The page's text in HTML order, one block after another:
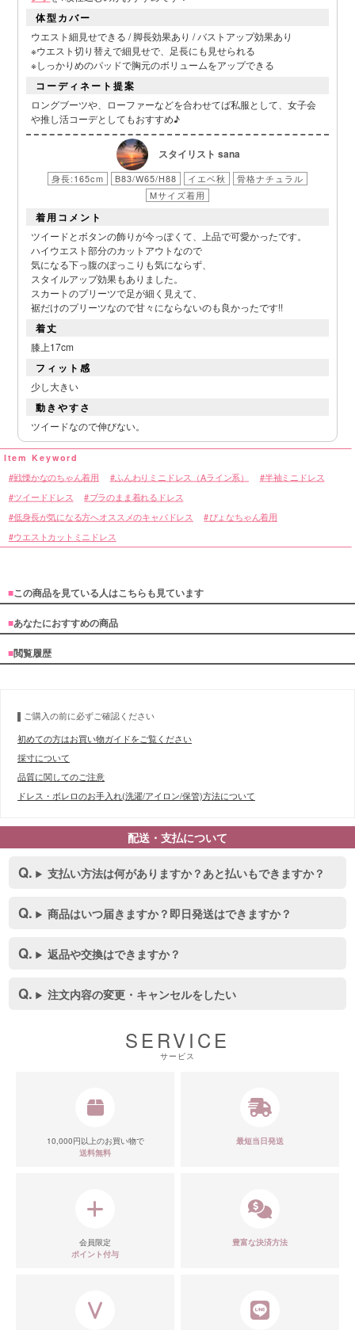
■カラーバリエーション
■デティール表
体型カバー
ウエスト細見せできる / 脚長効果あり / バストアップ効果あり
※ウエスト切り替えで細見せで、足長にも見せられる
※しっかりめのパッドで胸元のボリュームをアップできる
コーディネート提案
ロングブーツや、ローファーなどを合わせてば私服として、女子会
や推し活コーデとしてもおすすめ♪
スタイリスト sana
身長:165cm B83/W65/H88 イエベ秋
骨格ナチュラル
Mサイズ着用
着用コメント
ツイードとボタンの飾りが今っぽくて、上品で可愛かったです。
ハイウエスト部分のカットアウトなので
気になる下っ腹のぽっこりも気にならず、
スタイルアップ効果もありました。
スカートのプリーツで足が細く見えて、
裾だけのプリーツなので甘々にならないのも良かったです!!
着丈
膝上17cm
フィット感
少し大きい
動きやすさ
ツイードなので伸びない。
戦慄かなのちゃん着用 ふんわりミニドレス（Aライン系） 半袖ミニドレス
ツイードドレス ブラのまま着れるドレス
低身長が気になる方へオススメのキャバドレス
ぴょなちゃん着用
ウエストカットミニドレス
■この商品を見ている人はこちらも見ています
■あなたにおすすめの商品
■閲覧履歴
ご購入の前に必ずご確認ください
初めての方はお買い物ガイドをご覧ください
採寸について
品質に関してのご注意
ドレス・ボレロのお手入れ(洗濯/アイロン/保管)方法について
配送・支払について
支払い方法は何がありますか？あと払いもできますか？
商品はいつ届きますか？即日発送はできますか？
返品や交換はできますか？
注文内容の変更・キャンセルをしたい
SERVICE
サービス
10,000円以上のお買い物で
送料無料
最短当日発送
会員限定
ポイント付与
豊富な決済方法